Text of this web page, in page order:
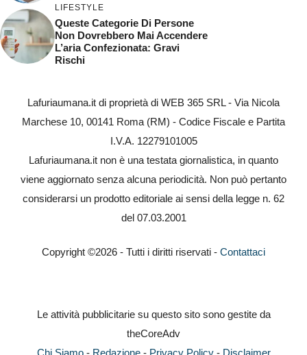
LIFESTYLE
Queste Categorie Di Persone
Non Dovrebbero Mai Accendere
L’aria Confezionata: Gravi
Rischi
Lafuriaumana.it di proprietà di WEB 365 SRL - Via Nicola
Marchese 10, 00141 Roma (RM) - Codice Fiscale e Partita
I.V.A. 12279101005
Lafuriaumana.it non è una testata giornalistica, in quanto
viene aggiornato senza alcuna periodicità. Non può pertanto
considerarsi un prodotto editoriale ai sensi della legge n. 62
del 07.03.2001
Copyright ©2026 - Tutti i diritti riservati - Contattaci
Le attività pubblicitarie su questo sito sono gestite da
theCoreAdv